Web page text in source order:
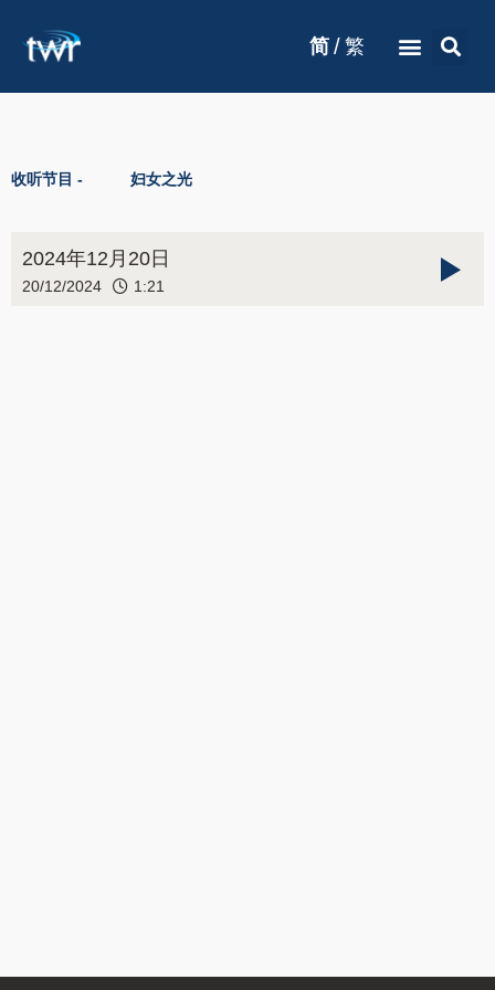
简 / 繁
收听节目 - 妇女之光
2024年12月20日
20/12/2024 1:21